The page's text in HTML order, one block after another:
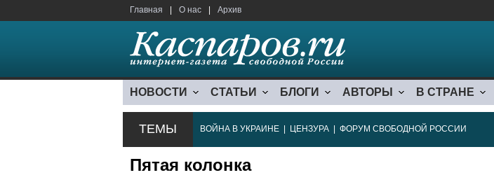
Главная О нас Архив
НОВОСТИ СТАТЬИ БЛОГИ АВТОРЫ В СТРАНЕ
ТЕМЫ ВОЙНА В УКРАИНЕ ЦЕНЗУРА ФОРУМ СВОБОДНОЙ РОССИИ
Пятая колонка